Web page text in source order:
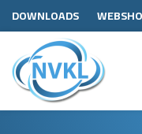
DOWNLOADS